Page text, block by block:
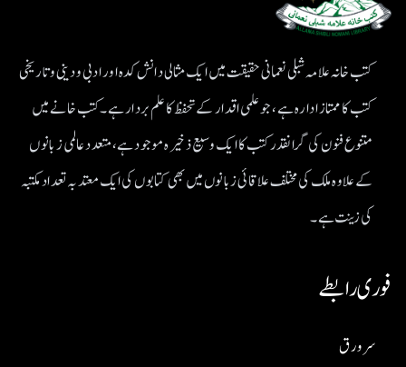
کتب خانہ علامہ شبلی نعمانی حقیقت میں ایک مثالی دانش کدہ اور ادبی ودینی و تاریخی
کتب کا ممتاز ادارہ ہے، جو علمی اقدار کے تحفظ کا علم بردار ہے۔کتب خانے میں
متنوع فنون کی گرانقدر کتب کا ایک وسیع ذخیرہ موجود ہے، متعدد عالمی زبانوں
کے علاوہ ملک کی مختلف علاقائی زبانوں میں بھی کتابوں کی ایک معتد بہ تعداد مکتبہ
کی زینت ہے۔
فوری رابطے
سر ورق